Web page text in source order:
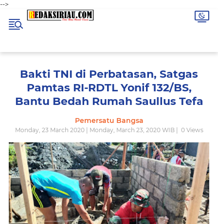
-->
Bakti TNI di Perbatasan, Satgas
Pamtas RI-RDTL Yonif 132/BS,
Bantu Bedah Rumah Saullus Tefa
Pemersatu Bangsa
Monday, 23 March 2020 | Monday, March 23, 2020 WIB | 0Views